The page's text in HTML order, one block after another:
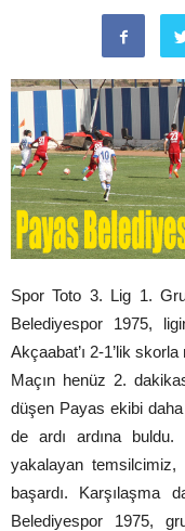
Spor Toto 3. Lig 1.
Belediyespor 1975,
Akçaabat’ı 2-1’lik
Maçın henüz 2.
düşen Payas ekibi
de ardı ardına buldu.
yakalayan temsilcimiz,
başardı. Karşılaşma
Belediyespor 1975,